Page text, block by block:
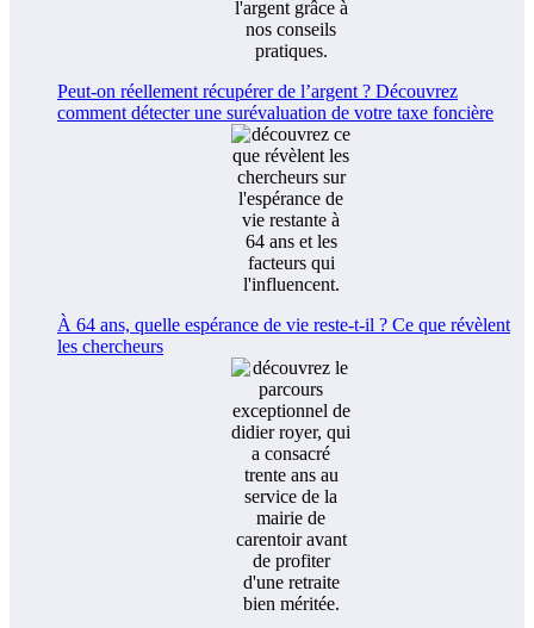
Peut-on réellement récupérer de l’argent ? Découvrez
comment détecter une surévaluation de votre taxe foncière
À 64 ans, quelle espérance de vie reste-t-il ? Ce que révèlent
les chercheurs